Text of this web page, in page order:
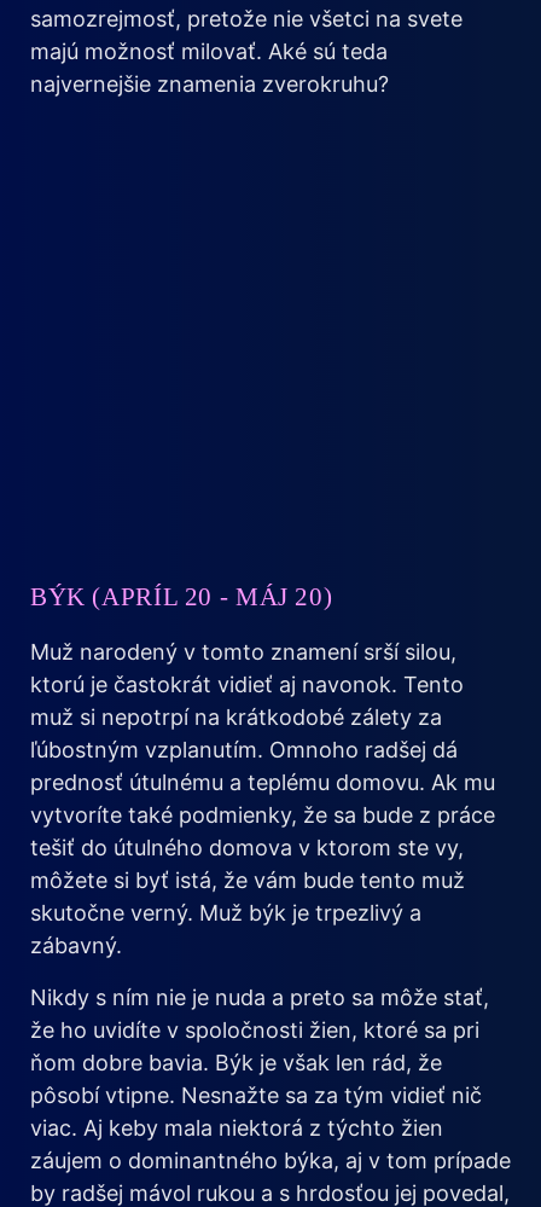
samozrejmosť, pretože nie všetci na svete
majú možnosť milovať. Aké sú teda
najvernejšie znamenia zverokruhu?
BÝK (APRÍL 20 - MÁJ 20)
Muž narodený v tomto znamení srší silou,
ktorú je častokrát vidieť aj navonok. Tento
muž si nepotrpí na krátkodobé zálety za
ľúbostným vzplanutím. Omnoho radšej dá
prednosť útulnému a teplému domovu. Ak mu
vytvoríte také podmienky, že sa bude z práce
tešiť do útulného domova v ktorom ste vy,
môžete si byť istá, že vám bude tento muž
skutočne verný. Muž býk je trpezlivý a
zábavný.
Nikdy s ním nie je nuda a preto sa môže stať,
že ho uvidíte v spoločnosti žien, ktoré sa pri
ňom dobre bavia. Býk je však len rád, že
pôsobí vtipne. Nesnažte sa za tým vidieť nič
viac. Aj keby mala niektorá z týchto žien
záujem o dominantného býka, aj v tom prípade
by radšej mávol rukou a s hrdosťou jej povedal,